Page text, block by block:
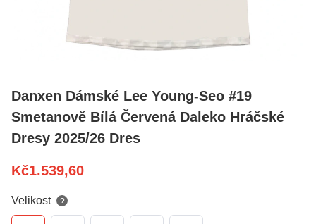
Danxen Dámské Lee Young-Seo #19
Smetanově Bílá Červená Daleko Hráčské
Dresy 2025/26 Dres
Kč1.539,60
Velikost ?